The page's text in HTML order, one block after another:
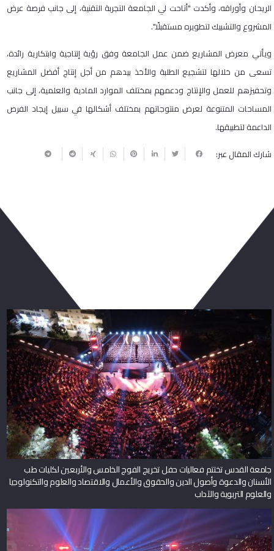
الريحان وأوراقه، وأكدت "أتاحت لي الجامعة التجربة التقنية، إلى جانب فرصة عرض
المشروع والتشبيك لتطويره مستقبلًا".
ويأتي معرض المشاريع ضمن عمل الجامعة وفق رؤية إنتاجية وابتكارية رائدة،
تسعى من خلالها لتشجيع الطلبة والأخذ بيدهم من أجل إنتاج أفضل المشاريع
وتحفيزهم للعمل والإنتاج ودعمهم بمختلف الموارد المادية والعلمية، إلى جانب
المساحات المتنوعة لعرض منتوجاتهم بمختلف أشكالها في سبيل إيجاد الفرص
الداعمة لتطبيقها.
شارك المقال عبر:
جامعة القدس تختتم فعاليات حفل تخريج الفوج الخامس والأربعين لكليات طب
الأسنان والدعوة وأصول الدين والحقوق والأعمال والاقتصاد والعلوم والتكنولوجيا
والعلوم التربوية والآداب